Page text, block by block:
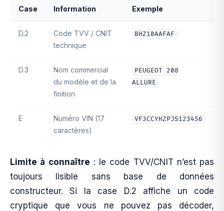
Case Information Exemple
D.2
Code TVV / CNIT
technique
BHZ10AAFAF
D.3
Nom commercial
du modèle et de la
finition
PEUGEOT 208
ALLURE
E
Numéro VIN (17
caractères)
VF3CCYHZPJS123456
Limite à connaître : le code TVV/CNIT n’est pas
toujours lisible sans base de données
constructeur. Si la case D.2 affiche un code
cryptique que vous ne pouvez pas décoder,